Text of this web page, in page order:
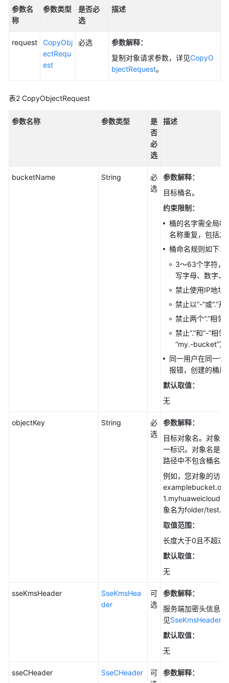
实
践
API
参
Python
参数名
称
参数类型
是否必
选
描述
request
CopyObj
ectRequ
est
必选
参数解释：
复制对象请求参数，详见CopyO
bjectRequest。
表2 CopyObjectRequest
参数名称 参数类型
是
否
必
选
描述
bucketName String
必
选
参数解释：
目标桶名。
约束限制：
桶的名字需全局
名称重复，包括
桶命名规则如下：
3～63个字符，
写字母、数字、
禁止使用IP地址
禁止以“-”或“.”
禁止两个“.”相
禁止“.”和“-”相
“my.-bucket”）
同一用户在同一
报错，创建的桶
默认取值：
无
objectKey String
必
选
参数解释：
目标对象名。对象
一标识。对象名是
路径中不包含桶名。
例如，您对象的访
象名为folder/
取值范围：
长度大于0且不超过
默认取值：
无
sseKmsHeader
SseKmsHea
der
可
选
参数解释：
服务端加密头信息
见SseKmsHeader
默认取值：
无
sseCHeader SseCHeader
可
参数解释：